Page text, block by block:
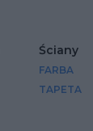
Ściany
FARBA
TAPETA